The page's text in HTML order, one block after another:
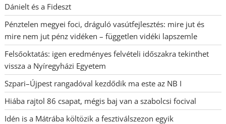
Dánielt és a Fideszt
Pénztelen megyei foci, dráguló vasútfejlesztés: mire jut és
mire nem jut pénz vidéken – független vidéki lapszemle
Felsőoktatás: igen eredményes felvételi időszakra tekinthet
vissza a Nyíregyházi Egyetem
Szpari–Újpest rangadóval kezdődik ma este az NB I
Hiába rajtol 86 csapat, mégis baj van a szabolcsi focival
Idén is a Mátrába költözik a fesztiválszezon egyik